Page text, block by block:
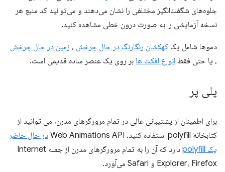
جلوه‌های شگفت‌انگیز مختلفی را نشان می‌دهند و می‌توانید کد منبع هر
نسخه آزمایشی را به صورت درون خطی مشاهده کنید.
دموها شامل یک کهکشان رنگارنگ در حال چرخش ، زمین در حال چرخش
، یا حتی فقط انواع افکت ها بر روی یک عنصر ساده قدیمی است.
پلی پر
برای اطمینان از پشتیبانی عالی در تمام مرورگرهای مدرن، می توانید از
کتابخانه polyfill استفاده کنید. Web Animations API
در حال حاضر
یک polyfill
دارد که آن را به تمام مرورگرهای مدرن از جمله Internet
Explorer، Firefox و Safari می‌آورد.